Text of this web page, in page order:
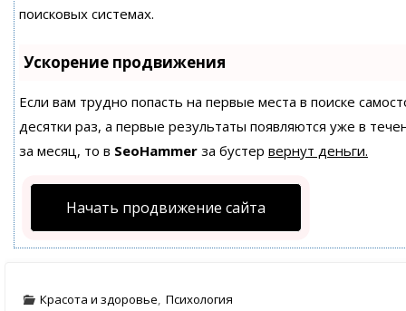
поисковых системах.
Ускорение продвижения
Если вам трудно попасть на первые места в поиске
десятки раз, а первые результаты появляются уже в
за месяц, то в SeoHammer за бустер вернут деньги.
Начать продвижение сайта
Красота и здоровье, Психология